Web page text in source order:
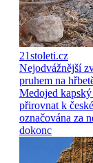
21stoleti.cz
Nejodvážnější
pruhem na
Medojed
přirovnat k
označována za
dokonc